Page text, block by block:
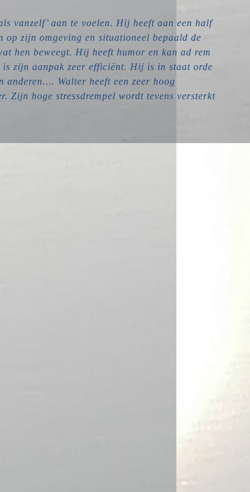
vanzelf’ aan te voelen. Hij heeft aan een half
zijn omgeving en situationeel bepaald de
hen beweegt. Hij heeft humor en kan ad rem
zijn aanpak zeer efficiënt. Hij is in staat orde
anderen…. Walter heeft een zeer hoog
Zijn hoge stressdrempel wordt tevens versterkt